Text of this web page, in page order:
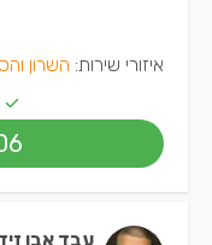
איזורי שירות: השרון
עבד אבו